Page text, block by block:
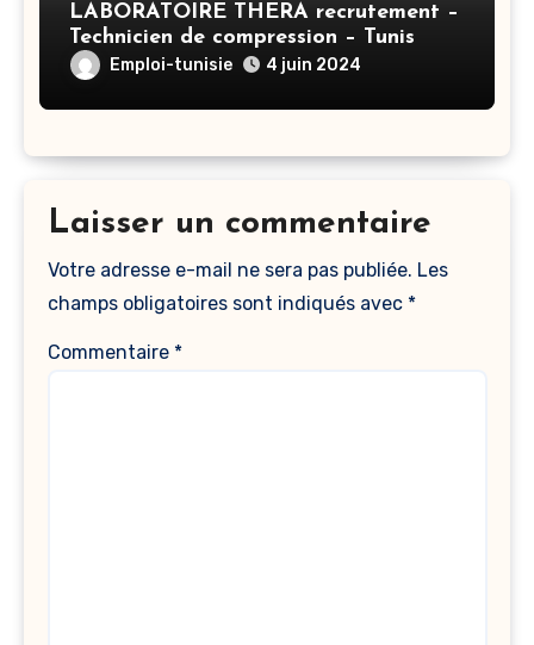
LABORATOIRE THERA recrutement –
Technicien de compression – Tunis
Emploi-tunisie 4 juin 2024
Laisser un commentaire
Votre adresse e-mail ne sera pas publiée. Les
champs obligatoires sont indiqués avec *
Commentaire *